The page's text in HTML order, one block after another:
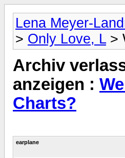
Lena Meyer-
> Only Love, L>
Archiv
anzeigen :
Charts?
earplane